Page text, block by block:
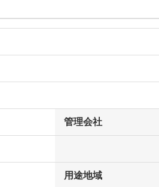
管理会社
用途地域